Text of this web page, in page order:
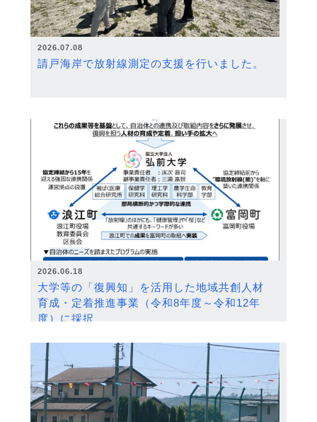
2026.07.08
請戸海岸で放射線測定の支援を行いました。
2026.06.18
大学等の「復興知」を活用した地域共創人材
育成・定着推進事業（令和8年度～令和12年
度）に採択